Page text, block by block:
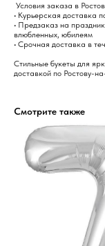
Условия заказа в
• Курьерская доставка
• Предзаказ на
влюбленных, юбилеям
• Срочная доставка в
Стильные букеты для
доставкой по Ростову-
Смотрите также